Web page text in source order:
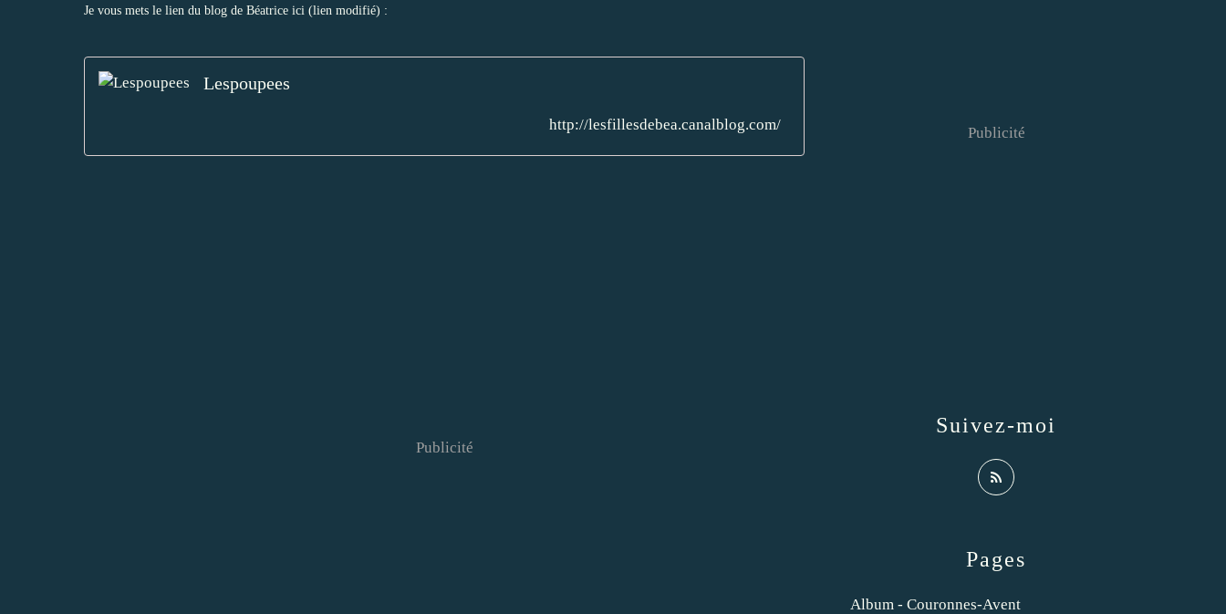
Je vous mets le lien du blog de Béatrice ici (lien modifié) :
Lespoupees
http://lesfillesdebea.canalblog.com/
Publicité
Pages
Album - Couronnes-Avent
Suivez-moi
Publicité